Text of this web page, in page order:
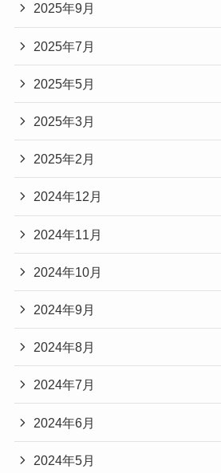
2025年9月
2025年7月
2025年5月
2025年3月
2025年2月
2024年12月
2024年11月
2024年10月
2024年9月
2024年8月
2024年7月
2024年6月
2024年5月